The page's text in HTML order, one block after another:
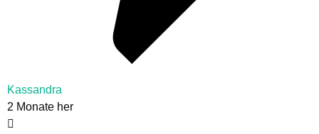
Kassandra
2 Monate her